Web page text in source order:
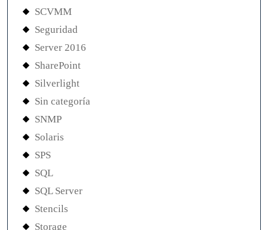
SCVMM
Seguridad
Server 2016
SharePoint
Silverlight
Sin categoría
SNMP
Solaris
SPS
SQL
SQL Server
Stencils
Storage